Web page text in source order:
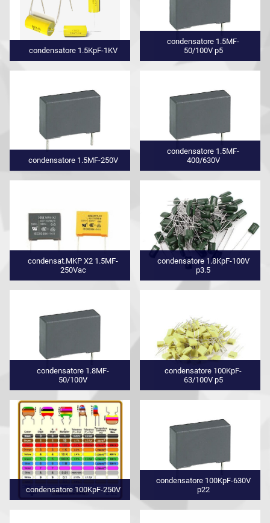
condensatore 1.5KpF-1KV
condensatore 1.5MF-
50/100V p5
condensatore 1.5MF-250V
condensatore 1.5MF-
400/630V
condensat.MKP X2 1.5MF-
250Vac
condensatore 1.8KpF-100V
p3.5
condensatore 1.8MF-
50/100V
condensatore 100KpF-
63/100V p5
condensatore 100KpF-250V
condensatore 100KpF-630V
p22